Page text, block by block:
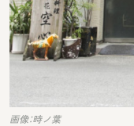
画像：時ノ葉